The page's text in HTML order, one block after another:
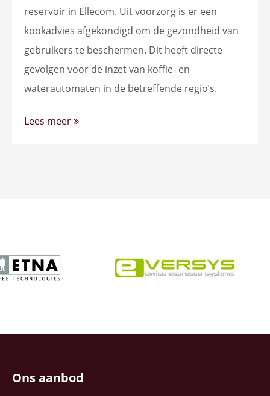
reservoir in Ellecom. Uit voorzorg is er een
kookadvies afgekondigd om de gezondheid van
gebruikers te beschermen. Dit heeft directe
gevolgen voor de inzet van koffie- en
waterautomaten in de betreffende regio’s.
Lees meer
Ons aanbod